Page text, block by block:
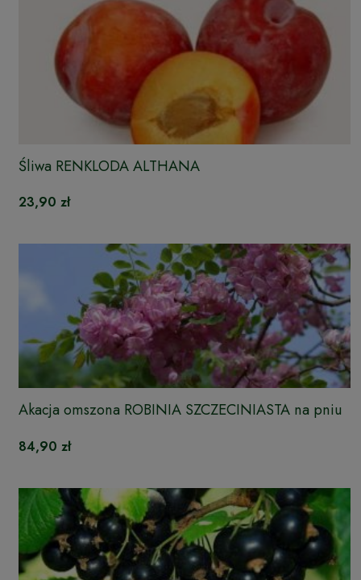
Śliwa RENKLODA ALTHANA
23,90 zł
Akacja omszona ROBINIA SZCZECINIASTA na pniu
84,90 zł